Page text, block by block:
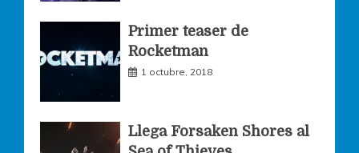
Primer teaser de
Rocketman
1 octubre, 2018
Llega Forsaken Shores al